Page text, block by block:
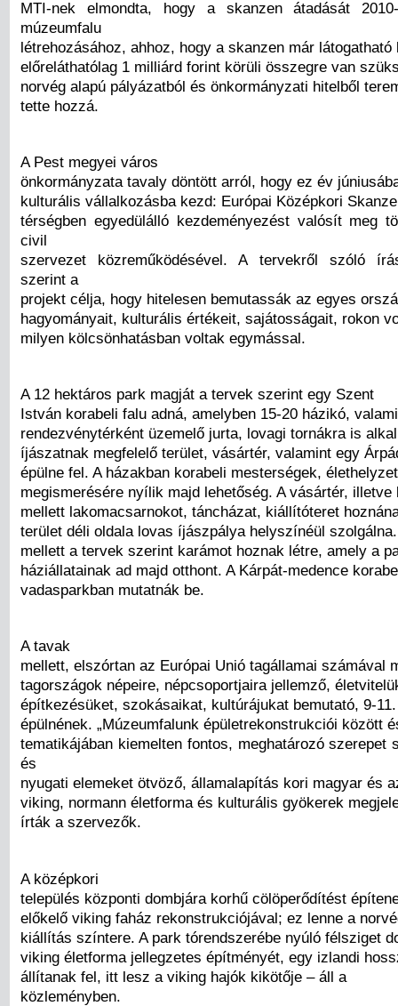
MTI-nek elmondta, hogy a skanzen átadását
múzeumfalu
létrehozásához, ahhoz, hogy a skanzen már látogatható
előreláthatólag 1 milliárd forint körüli összegre van
norvég alapú pályázatból és önkormányzati hitelből
tette hozzá.
A Pest megyei város
önkormányzata tavaly döntött arról, hogy ez év
kulturális vállalkozásba kezd: Európai Középkori
térségben egyedülálló kezdeményezést valósít meg
civil
szervezet közreműködésével. A tervekről szóló
szerint a
projekt célja, hogy hitelesen bemutassák az egyes
hagyományait, kulturális értékeit, sajátosságait, rokon
milyen kölcsönhatásban voltak egymással.
A 12 hektáros park magját a tervek szerint egy Szent
István korabeli falu adná, amelyben 15-20 házikó,
rendezvénytérként üzemelő jurta, lovagi tornákra is
íjászatnak megfelelő terület, vásártér, valamint egy
épülne fel. A házakban korabeli mesterségek,
megismerésére nyílik majd lehetőség. A vásártér, illetve
mellett lakomacsarnokot, táncházat, kiállítóteret
terület déli oldala lovas íjászpálya helyszínéül
mellett a tervek szerint karámot hoznak létre, amely a
háziállatainak ad majd otthont. A Kárpát-medence
vadasparkban mutatnák be.
A tavak
mellett, elszórtan az Európai Unió tagállamai számával
tagországok népeire, népcsoportjaira jellemző,
építkezésüket, szokásaikat, kultúrájukat bemutató, 9-
épülnének. „Múzeumfalunk épületrekonstrukciói között
tematikájában kiemelten fontos, meghatározó szerepet
és
nyugati elemeket ötvöző, államalapítás kori magyar és
viking, normann életforma és kulturális gyökerek
írták a szervezők.
A középkori
település központi dombjára korhű cölöperődítést
előkelő viking faház rekonstrukciójával; ez lenne a
kiállítás színtere. A park tórendszerébe nyúló félsziget
viking életforma jellegzetes építményét, egy izlandi
állítanak fel, itt lesz a viking hajók kikötője – áll a
közleményben.